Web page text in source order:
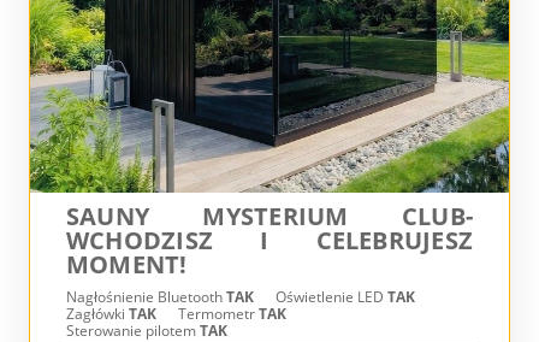
SAUNY MYSTERIUM CLUB-
WCHODZISZ I CELEBRUJESZ
MOMENT!
Nagłośnienie BluetoothTAK Oświetlenie LED TAK
Zagłówki TAK TermometrTAK
Sterowanie pilotemTAK